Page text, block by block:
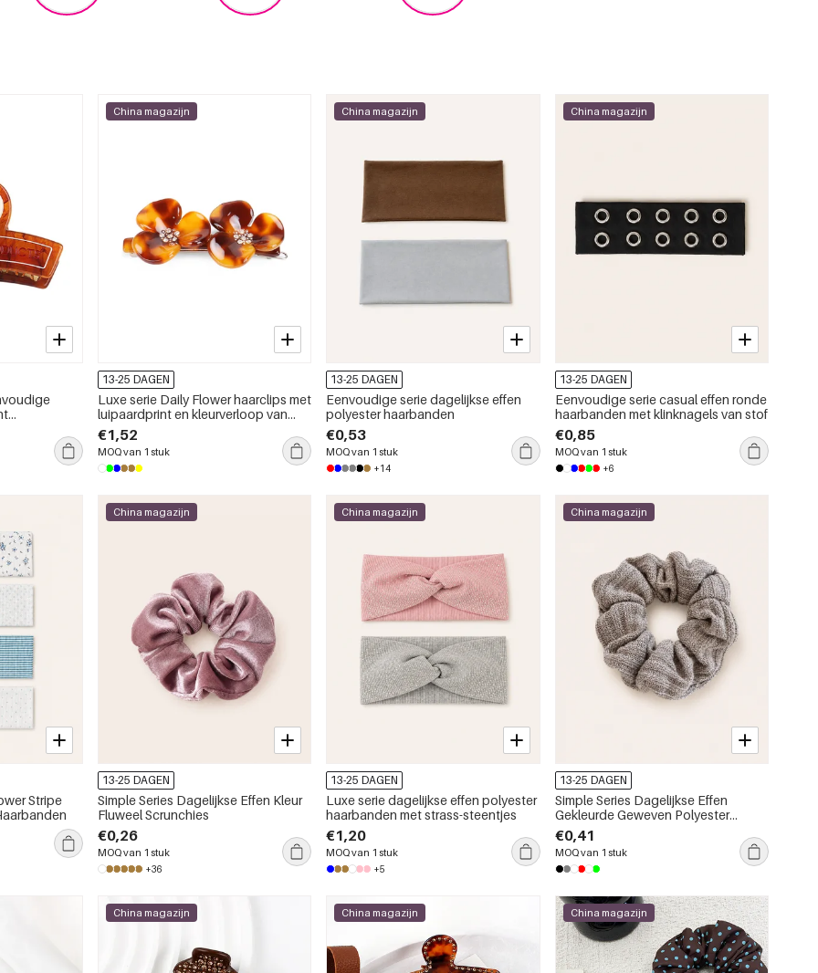
China magazijn
13-25 DAGEN
Luxe serie Daily Flower haarclips met
luipaardprint en kleurverloop van
acetaat en strass-steentjes
€1,52
MOQ van 1 stuk
China magazijn
13-25 DAGEN
Eenvoudige serie dagelijkse effen
polyester haarbanden
€0,53
MOQ van 1 stuk
+14
China magazijn
13-25 DAGEN
Eenvoudige serie casual effen ronde
haarbanden met klinknagels van stof
€0,85
MOQ van 1 stuk
+6
Stripe
China magazijn
13-25 DAGEN
Simple Series Dagelijkse Effen Kleur
Fluweel Scrunchies
€0,26
MOQ van 1 stuk
+36
China magazijn
13-25 DAGEN
Luxe serie dagelijkse effen polyester
haarbanden met strass-steentjes
€1,20
MOQ van 1 stuk
+5
China magazijn
13-25 DAGEN
Simple Series Dagelijkse Effen
Gekleurde Geweven Polyester
Scrunchies
€0,41
MOQ van 1 stuk
China magazijn China magazijn China magazijn